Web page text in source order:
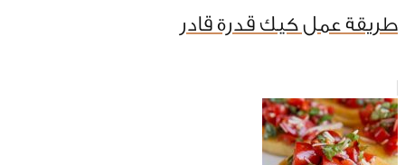
طريقة عمل كيك قدرة قادر